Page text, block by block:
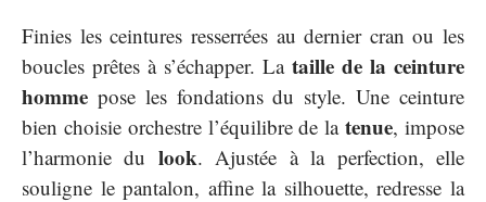
Finies les ceintures resserrées au dernier cran ou les
boucles prêtes à s’échapper. La taille de la ceinture
homme pose les fondations du style. Une ceinture
bien choisie orchestre l’équilibre de latenue, impose
l’harmonie du look. Ajustée à la perfection, elle
souligne le pantalon, affine la silhouette, redresse la